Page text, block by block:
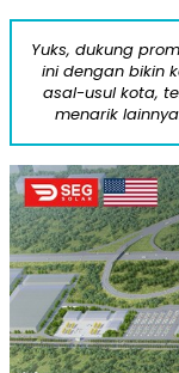
Yuks, dukung
ini dengan bikin
asal-usul kota,
menarik